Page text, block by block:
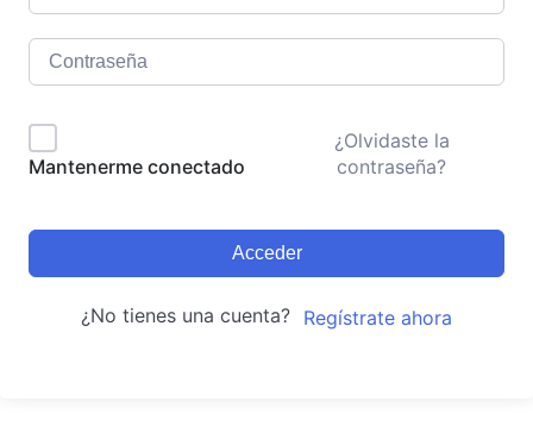
Mantenerme conectado
¿Olvidaste la
contraseña?
Acceder
¿No tienes una cuenta? Regístrate ahora